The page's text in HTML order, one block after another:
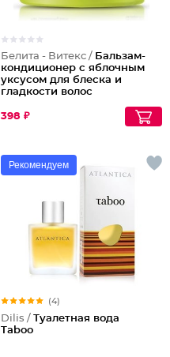
Белита - Витекс / Бальзам-
кондиционер с яблочным
уксусом для блеска и
гладкости волос
398 ₽
Рекомендуем
(4)
Dilis / Туалетная вода
Taboo